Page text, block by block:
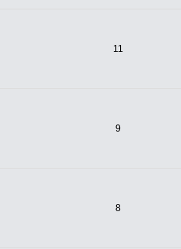
11
9
8